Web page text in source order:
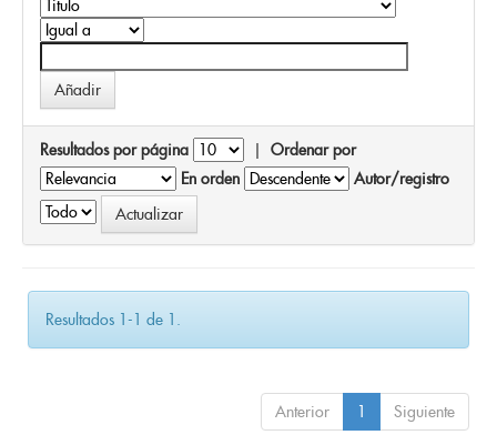
Resultados por página | Ordenar por
En orden
Autor/registro
Resultados 1-1 de 1.
Anterior 1 Siguiente